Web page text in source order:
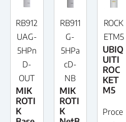
RB912
UAG-
5HPn
D-
OUT
MIK
ROTI
K
RB911
G-
5HPa
cD-
NB
MIK
ROTI
K
ROCK
ETM5
UBIQ
UITI
ROC
KET
M5
Proce